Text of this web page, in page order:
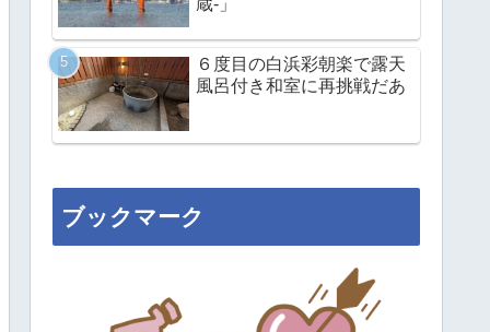
６度目の白浜彩朝楽で露天
風呂付き和室に再挑戦だあ
ブックマーク